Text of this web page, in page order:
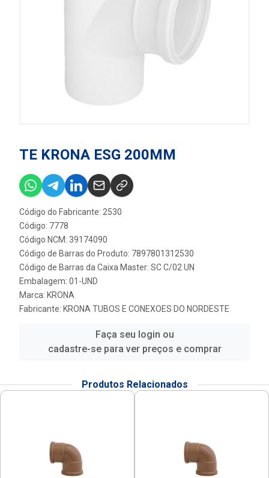
TE KRONA ESG 200MM
Código do Fabricante: 2530
Código: 7778
Código NCM: 39174090
Código de Barras do Produto: 7897801312530
Código de Barras da Caixa Master: SC C/02 UN
Embalagem: 01-UND
Marca: KRONA
Fabricante: KRONA TUBOS E CONEXOES DO NORDESTE
Faça seu login ou
cadastre-se para ver preços e comprar
Produtos Relacionados